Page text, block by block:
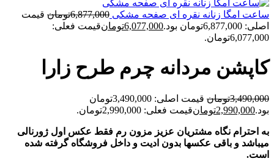
ساعت امگا زنانه نقره ای صفحه مشکی 6,877,000تومان قیمت
اصلی: 6,877,000تومان بود.
6,077,000تومانقیمت فعلی:
6,077,000تومان.
کاپشن مردانه چرم طرح زارا
3,490,000تومان
قیمت اصلی: 3,490,000تومان
بود.2,990,000تومانقیمت فعلی: 2,990,000تومان.
به احترام نگاه مشتریان عزیز مزون رم فقط عکس اول ژورنالی
میباشد و باقی عکسها بدون ادیت و داخل فروشگاه گرفته شده
است.